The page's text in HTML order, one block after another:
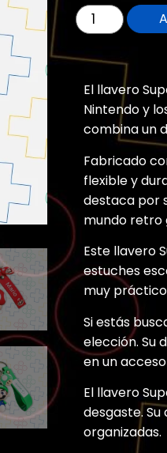
El llavero
Nintendo y
combina un
Fabricado
flexible y
destaca por
mundo retro
Este llavero
estuches
muy
Si estás
elección. Su
en un
El llavero
desgaste.
organizadas.